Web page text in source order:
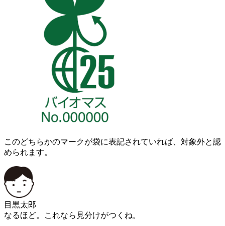
このどちらかのマークが袋に表記されていれば、対象外と認
められます。
目黒太郎
なるほど。これなら見分けがつくね。